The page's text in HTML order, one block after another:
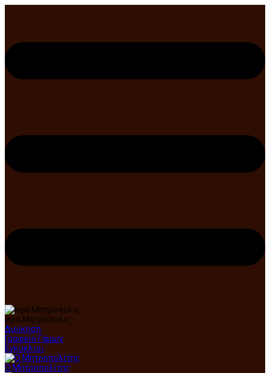
Ιερά Μητρόπολις
Διοίκηση
Γραφείο Γάμων
Εγκύκλιοι
Ο Μητροπολίτης